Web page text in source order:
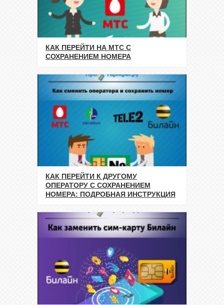
КАК ПЕРЕЙТИ НА МТС С
СОХРАНЕНИЕМ НОМЕРА
КАК ПЕРЕЙТИ К ДРУГОМУ
ОПЕРАТОРУ С СОХРАНЕНИЕМ
НОМЕРА: ПОДРОБНАЯ ИНСТРУКЦИЯ